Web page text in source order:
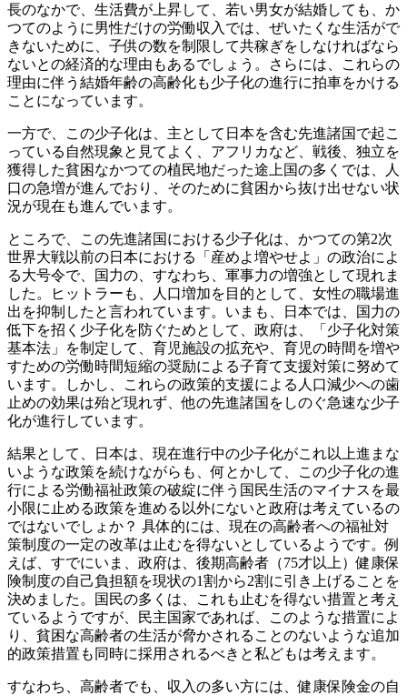
長のなかで、生活費が上昇して、若い男女が結婚しても、か
つてのように男性だけの労働収入では、ぜいたくな生活がで
きないために、子供の数を制限して共稼ぎをしなければなら
ないとの経済的な理由もあるでしょう。さらには、これらの
理由に伴う結婚年齢の高齢化も少子化の進行に拍車をかける
ことになっています。
一方で、この少子化は、主として日本を含む先進諸国で起こ
っている自然現象と見てよく、アフリカなど、戦後、独立を
獲得した貧困なかつての植民地だった途上国の多くでは、人
口の急増が進んでおり、そのために貧困から抜け出せない状
況が現在も進んでいます。
ところで、この先進諸国における少子化は、かつての第2次
世界大戦以前の日本における「産めよ増やせよ」の政治によ
る大号令で、国力の、すなわち、軍事力の増強として現れま
した。ヒットラーも、人口増加を目的として、女性の職場進
出を抑制したと言われています。いまも、日本では、国力の
低下を招く少子化を防ぐためとして、政府は、「少子化対策
基本法」を制定して、育児施設の拡充や、育児の時間を増や
すための労働時間短縮の奨励による子育て支援対策に努めて
います。しかし、これらの政策的支援による人口減少への歯
止めの効果は殆ど現れず、他の先進諸国をしのぐ急速な少子
化が進行しています。
結果として、日本は、現在進行中の少子化がこれ以上進まな
いような政策を続けながらも、何とかして、この少子化の進
行による労働福祉政策の破綻に伴う国民生活のマイナスを最
小限に止める政策を進める以外にないと政府は考えているの
ではないでしょか？ 具体的には、現在の高齢者への福祉対
策制度の一定の改革は止むを得ないとしているようです。例
えば、すでにいま、政府は、後期高齢者（75才以上）健康保
険制度の自己負担額を現状の1割から2割に引き上げることを
決めました。国民の多くは、これも止むを得ない措置と考え
ているようですが、民主国家であれば、このような措置によ
り、貧困な高齢者の生活が脅かされることのないような追加
的政策措置も同時に採用されるべきと私どもは考えます。
すなわち、高齢者でも、収入の多い方には、健康保険金の自